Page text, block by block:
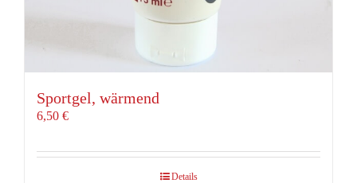
Sportgel, wärmend
6,50 €
Details